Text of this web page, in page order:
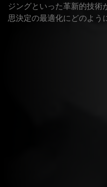
ジングといった革新的技術
思決定の最適化にどのよう